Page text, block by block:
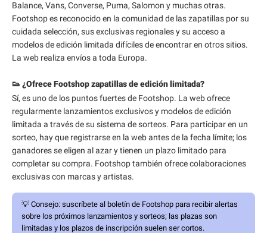
Balance, Vans, Converse, Puma, Salomon y muchas otras.
Footshop es reconocido en la comunidad de las zapatillas por su
cuidada selección, sus exclusivas regionales y su acceso a
modelos de edición limitada difíciles de encontrar en otros sitios.
La web realiza envíos a toda Europa.
👟 ¿Ofrece Footshop zapatillas de edición limitada?
Sí, es uno de los puntos fuertes de Footshop. La web ofrece
regularmente lanzamientos exclusivos y modelos de edición
limitada a través de su sistema de sorteos. Para participar en un
sorteo, hay que registrarse en la web antes de la fecha límite; los
ganadores se eligen al azar y tienen un plazo limitado para
completar su compra. Footshop también ofrece colaboraciones
exclusivas con marcas y artistas.
💡 Consejo: suscríbete al boletín de Footshop para recibir alertas
sobre los próximos lanzamientos y sorteos; las plazas son
limitadas y los plazos de inscripción suelen ser cortos.